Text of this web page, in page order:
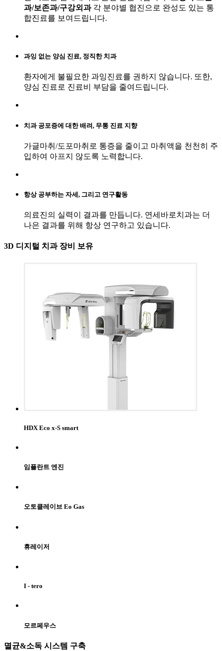
과/보존과/구강외과각 분야별 협진으로 완성도 있는 통
합진료를 보여드립니다.
과잉 없는 양심 진료, 정직한 치과
환자에게 불필요한 과잉진료를 권하지 않습니다. 또한,
양심 진료로 진료비 부담을 줄여드립니다.
치과 공포증에 대한 배려, 무통 진료 지향
가글마취/도포마취로 통증을 줄이고 마취액을 천천히 주
입하여 아프지 않도록 노력합니다.
항상 공부하는 자세, 그리고 연구활동
의료진의 실력이 결과를 만듭니다. 연세바로치과는 더
나은 결과를 위해 항상 연구하고 있습니다.
3D 디지털 치과 장비 보유
HDX Eco x-S smart
임플란트 엔진
오토클레이브 Eo Gas
휴레이저
I - tero
모르페우스
멸균&소독 시스템 구축